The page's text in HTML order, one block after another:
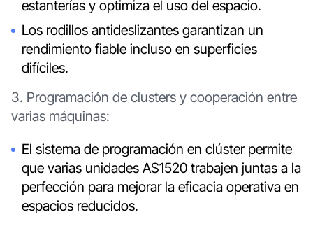
estanterías y optimiza el uso del espacio.
Los rodillos antideslizantes garantizan un
rendimiento fiable incluso en superficies
difíciles.
3. Programación de clusters y cooperación entre
varias máquinas:
El sistema de programación en clúster permite
que varias unidades AS1520 trabajen juntas a la
perfección para mejorar la eficacia operativa en
espacios reducidos.